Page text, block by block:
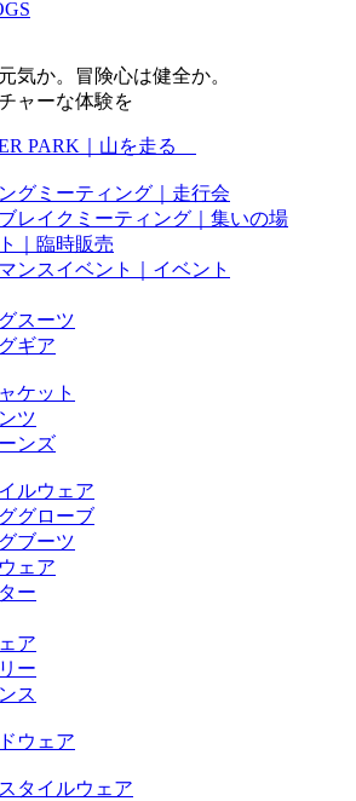
気か。冒険心は健全か。
ャーな体験を
PARK｜山を走る
グミーティング｜走行会
レイクミーティング｜集いの場
｜臨時販売
ンスイベント｜イベント
スーツ
ギア
ケット
ツ
ンズ
ルウェア
グローブ
ブーツ
ェア
ー
ア
ー
ス
ウェア
タイルウェア